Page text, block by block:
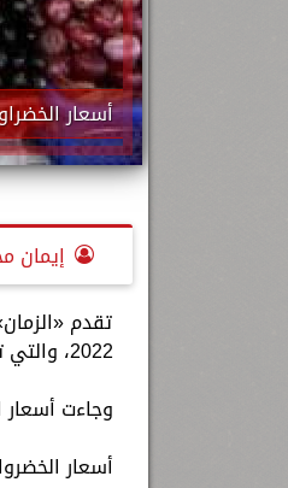
أسعار
إيمان
2022، والتي تنوعت بين ورق العنب، والبطاطس، والطماطم، والكوسة ،الخيار.
وجاءت
أسعار